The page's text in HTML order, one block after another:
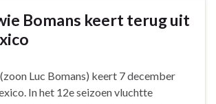
Bomans keert terug uit
Luc Bomans) keert 7 december
In het 12e seizoen vluchtte